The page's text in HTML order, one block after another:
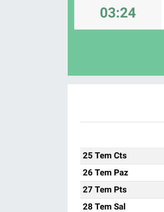
03:24
25 Tem Cts
26 Tem Paz
27 Tem Pts
28 Tem Sal